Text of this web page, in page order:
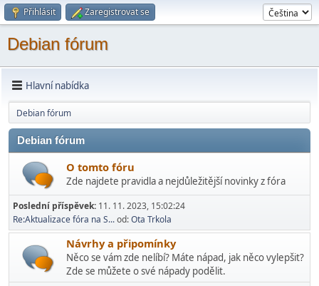
Přihlásit Zaregistrovat se
Debian fórum
Hlavní nabídka
Debian fórum
Debian fórum
O tomto fóru
Zde najdete pravidla a nejdůležitější novinky z fóra
Poslední příspěvek: 11. 11. 2023, 15:02:24
Re:Aktualizace fóra na S...od:Ota Trkola
Návrhy a připomínky
Něco se vám zde nelíbí? Máte nápad, jak něco vylepšit?
Zde se můžete o své nápady podělit.